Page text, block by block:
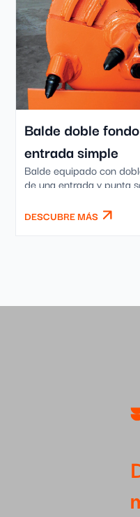
Balde doble
entrada simple
Balde equipado con
de una entrada y punta
DESCUBRE MÁS